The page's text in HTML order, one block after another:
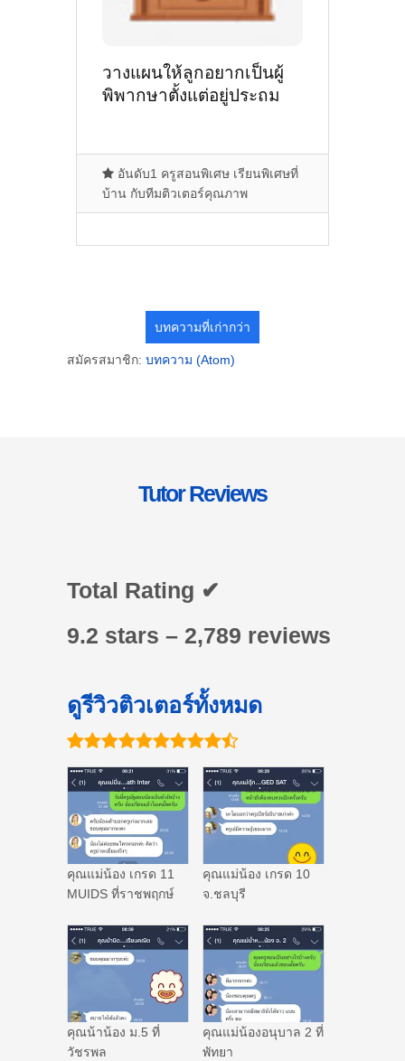
วางแผนให้ลูกอยากเป็นผู้
พิพากษาตั้งแต่อยู่ประถม
อันดับ1 ครูสอนพิเศษ เรียนพิเศษที่
บ้าน กับทีมติวเตอร์คุณภาพ
บทความที่เก่ากว่า
สมัครสมาชิก: บทความ (Atom)
Tutor Reviews
Total Rating ✔
9.2 stars – 2,789 reviews
ดูรีวิวติวเตอร์ทั้งหมด
คุณแม่น้อง เกรด 11
MUIDS ที่ราชพฤกษ์
คุณแม่น้อง เกรด 10
จ.ชลบุรี
คุณน้าน้อง ม.5 ที่
วัชรพล
คุณแม่น้องอนุบาล 2 ที่
พัทยา